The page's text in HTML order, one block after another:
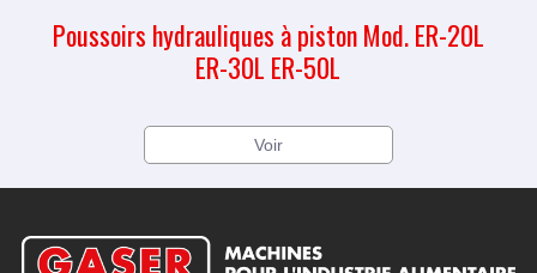
Poussoirs hydrauliques à piston Mod. ER-20L
ER-30L ER-50L
Voir